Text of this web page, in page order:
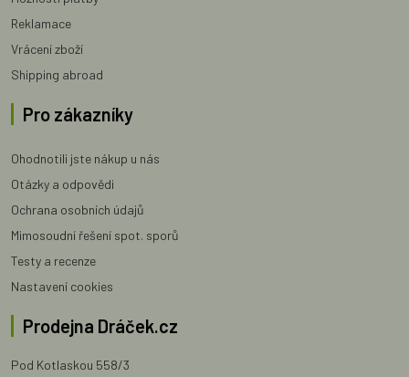
Reklamace
Vrácení zboží
Shipping abroad
Pro zákazníky
Ohodnotili jste nákup u nás
Otázky a odpovědi
Ochrana osobních údajů
Mimosoudní řešení spot. sporů
Testy a recenze
Nastavení cookies
Prodejna Dráček.cz
Pod Kotlaskou 558/3